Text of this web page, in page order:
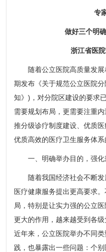
专
做好三个明
浙江省医
随着公立医院高质量发展
期发布《关于规范公立医院
知》)，对分院区建设的要求
需要规划布局，更需要注重
推分级诊疗制度建设、优质
优质高效的医疗卫生服务体系
一、明确举办目的，强化
随着我国经济社会不断发
医疗健康服务提出更高要求
局，特别是让实力强的公立
更大的作用，越来越受到各级
近年来，公立医院举办不同
践，也暴露出一些问题：个